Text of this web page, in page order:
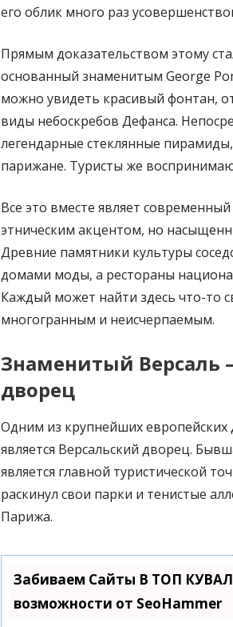
его облик много раз
Прямым доказательством этому
основанный знаменитым George
можно увидеть красивый фонтан,
виды небоскребов Дефанса.
легендарные стеклянные
парижане. Туристы же
Все это вместе являет
этническим акцентом, но
Древние памятники культуры
домами моды, а рестораны
Каждый может найти здесь что-то
многогранным и неисчерпаемым.
Знаменитый Версаль
дворец
Одним из крупнейших
является Версальский дворец.
является главной туристической
раскинул свои парки и тенистые
Парижа.
Забиваем Сайты В ТОП
возможности от SeoHammer